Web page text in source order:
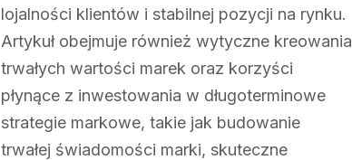
lojalności klientów i stabilnej pozycji na rynku.
Artykuł obejmuje również wytyczne kreowania
trwałych wartości marek oraz korzyści
płynące z inwestowania w długoterminowe
strategie markowe, takie jak budowanie
trwałej świadomości marki, skuteczne